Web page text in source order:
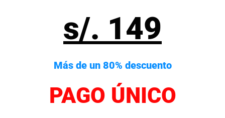
s/. 149
Más de un 80% descuento
PAGO ÚNICO